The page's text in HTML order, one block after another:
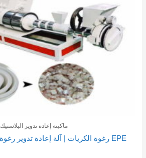
ماكينة إعادة تدوير البلاستيك
EPE رغوة الكريات | آلة إعادة تدوير رغوة القطن EPE Pearl